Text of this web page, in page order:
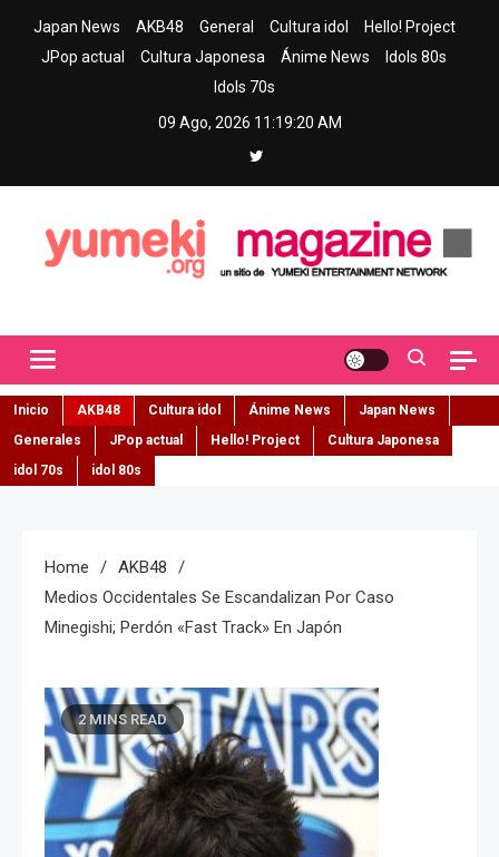
Japan News AKB48 General Cultura idol
Hello! Project
JPop actual
Cultura Japonesa Ánime News
Idols 80s
Idols 70s
09 Ago, 2026 11:19:21 AM
Inicio AKB48 Cultura idol Ánime News
Japan News
Generales
JPop actual Hello! Project
Cultura Japonesa
idol 70s
idol 80s
Home
AKB48
Medios Occidentales Se Escandalizan Por Caso
Minegishi; Perdón «fast Track» En Japón
2 MINS READ